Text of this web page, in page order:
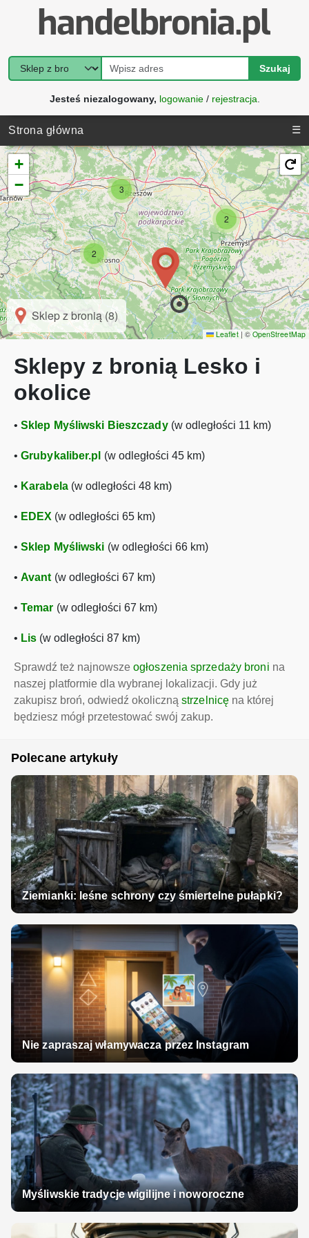
Szukaj
Jesteś niezalogowany, logowanie/ rejestracja
Strona główna ☰
3
2
2
+
−
Sklep z bronią (8)
Leaflet | © OpenStreetMap
Sklepy z bronią Lesko i
okolice
• Sklep Myśliwski Bieszczady(w odległości 11 km)
• Grubykaliber.pl (w odległości 45 km)
• Karabela(w odległości 48 km)
• EDEX (w odległości 65 km)
• Sklep Myśliwski (w odległości 66 km)
• Avant (w odległości 67 km)
• Temar (w odległości 67 km)
• Lis (w odległości 87 km)
Sprawdź też najnowsze ogłoszenia sprzedaży broni na
naszej platformie dla wybranej lokalizacji. Gdy już
zakupisz broń, odwiedź okoliczną strzelnicę na której
będziesz mógł przetestować swój zakup.
Polecane artykuły
Ziemianki: leśne schrony czy śmiertelne pułapki?
Nie zapraszaj włamywacza przez Instagram
Myśliwskie tradycje wigilijne i noworoczne